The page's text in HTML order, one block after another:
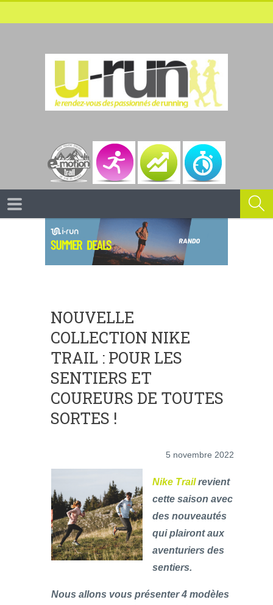
NOUVELLE
COLLECTION NIKE
TRAIL : POUR LES
SENTIERS ET
COUREURS DE TOUTES
SORTES !
5 novembre 2022
Nike Trailrevient
cette saison avec
des nouveautés
qui plairont aux
aventuriers des
sentiers.
Nous allons vous présenter 4 modèles